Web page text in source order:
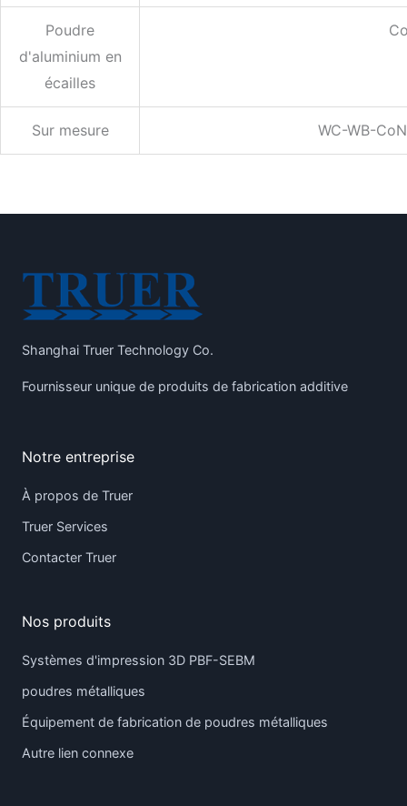
Poudre
d'aluminium en
écailles
Sur mesure WC-WB-
Shanghai Truer Technology Co.
Fournisseur unique de produits de fabrication additive
Notre entreprise
À propos de Truer
Truer Services
Contacter Truer
Nos produits
Systèmes d'impression 3D PBF-SEBM
poudres métalliques
Équipement de fabrication de poudres métalliques
Autre lien connexe